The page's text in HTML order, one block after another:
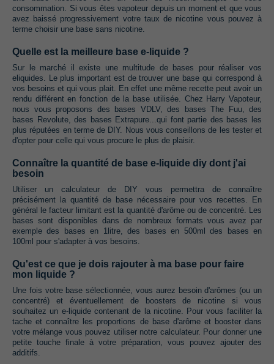
consommation.‭ ‬Si vous êtes vapoteur depuis un moment et que vous
avez baissé progressivement votre taux de nicotine vous pouvez à
terme choisir une base sans nicotine.
Quelle est la meilleure base e-liquide ?
Sur le marché il existe une multitude de bases pour réaliser vos
eliquides.‭ ‬Le plus important est de trouver une base qui correspond à
vos besoins et qui vous plait.‭ ‬En effet une même recette peut avoir un
rendu différent en fonction de la base utilisée.‭ ‬Chez Harry Vapoteur,‭
‬nous vous proposons des bases VDLV,‭ ‬des bases The Fuu,‭ ‬des
bases Revolute,‭ ‬des bases Extrapure...qui font partie des bases les
plus réputées en terme de DIY. Nous vous conseillons de les tester et
d'opter pour celle qui vous procure le plus de plaisir.
Connaître la quantité de base e-liquide diy dont j'ai
besoin
Utiliser un calculateur de DIY vous permettra de connaître
précisément la quantité de base nécessaire pour vos recettes.‭ ‬En
général le facteur limitant est la quantité d'arôme ou de concentré.‭ ‬Les
bases sont disponibles dans de nombreux formats vous avez par
exemple des bases en‭ ‬1litre,‭ ‬des bases en‭ ‬500ml des bases en‭
‬100ml pour s'adapter à vos besoins.
Qu'est ce que je dois rajouter à ma base pour faire
mon liquide ?
Une fois votre base sélectionnée,‭ ‬vous aurez besoin d'arômes‭ (‬ou un
concentré‭) ‬et éventuellement de boosters de nicotine si vous
souhaitez un e-liquide contenant de la nicotine.‭ ‬Pour vous faciliter la
tache et connaître les proportions de base d'arôme et booster dans
votre mélange vous pouvez utiliser notre calculateur.‭ ‬Pour donner une
petite touche finale à votre préparation,‭ ‬vous pouvez ajouter des
additifs.